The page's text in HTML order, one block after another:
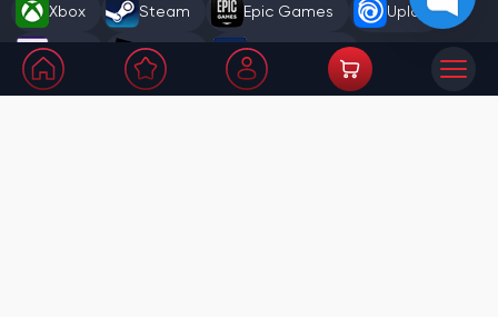
Xbox Steam Epic Games Uplay
GOG Roblox Игры: Разное